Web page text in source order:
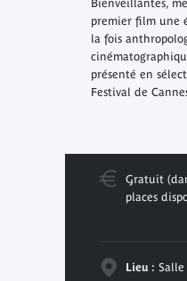
Bienveillantes,
premier film une
la fois
présenté en
Festival de
Gratuit
places
Lieu :